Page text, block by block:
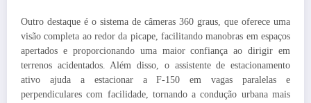
Outro destaque é o sistema de câmeras 360 graus, que oferece uma
visão completa ao redor da picape, facilitando manobras em espaços
apertados e proporcionando uma maior confiança ao dirigir em
terrenos acidentados. Além disso, o assistente de estacionamento
ativo ajuda a estacionar a F-150 em vagas paralelas e
perpendiculares com facilidade, tornando a condução urbana mais